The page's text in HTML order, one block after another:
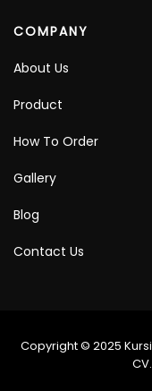
COMPANY
About Us
Product
How To Order
Gallery
Blog
Contact Us
Copyright © 2025